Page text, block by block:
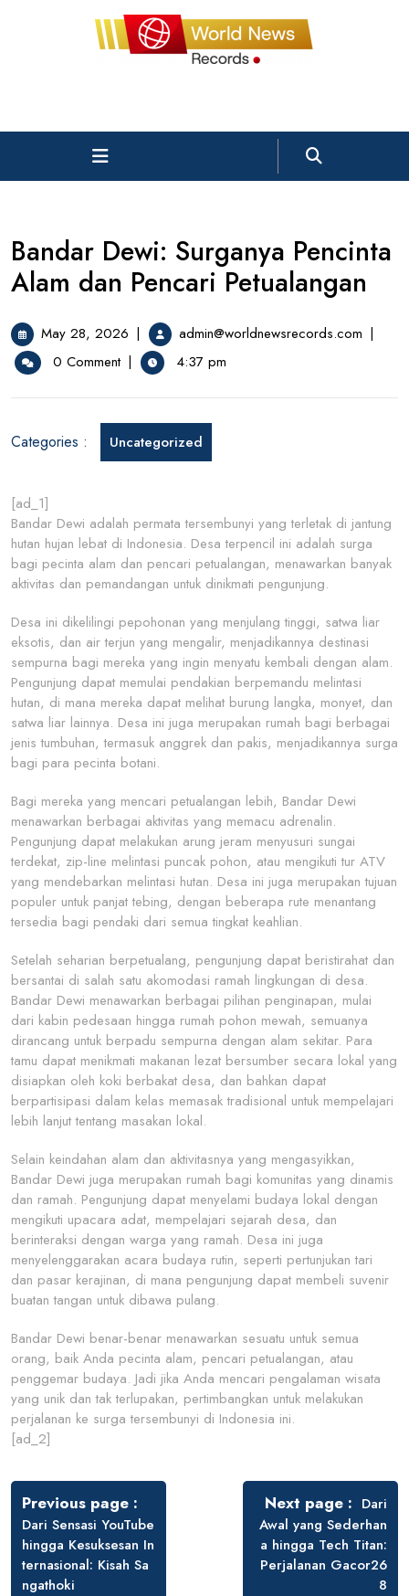
Bandar Dewi: Surganya Pencinta
Alam dan Pencari Petualangan
May 28, 2026 May
28,
2026
| admin@worldnewsrecords.com Bandar
|
0 Comment | 4:37 pm
Categories : Uncategorized
[ad_1]
Bandar Dewi adalah permata tersembunyi yang terletak di jantung
hutan hujan lebat di Indonesia. Desa terpencil ini adalah surga
bagi pecinta alam dan pencari petualangan, menawarkan banyak
aktivitas dan pemandangan untuk dinikmati pengunjung.
Desa ini dikelilingi pepohonan yang menjulang tinggi, satwa liar
eksotis, dan air terjun yang mengalir, menjadikannya destinasi
sempurna bagi mereka yang ingin menyatu kembali dengan alam.
Pengunjung dapat memulai pendakian berpemandu melintasi
hutan, di mana mereka dapat melihat burung langka, monyet, dan
satwa liar lainnya. Desa ini juga merupakan rumah bagi berbagai
jenis tumbuhan, termasuk anggrek dan pakis, menjadikannya surga
bagi para pecinta botani.
Bagi mereka yang mencari petualangan lebih, Bandar Dewi
menawarkan berbagai aktivitas yang memacu adrenalin.
Pengunjung dapat melakukan arung jeram menyusuri sungai
terdekat, zip-line melintasi puncak pohon, atau mengikuti tur ATV
yang mendebarkan melintasi hutan. Desa ini juga merupakan tujuan
populer untuk panjat tebing, dengan beberapa rute menantang
tersedia bagi pendaki dari semua tingkat keahlian.
Setelah seharian berpetualang, pengunjung dapat beristirahat dan
bersantai di salah satu akomodasi ramah lingkungan di desa.
Bandar Dewi menawarkan berbagai pilihan penginapan, mulai
dari kabin pedesaan hingga rumah pohon mewah, semuanya
dirancang untuk berpadu sempurna dengan alam sekitar. Para
tamu dapat menikmati makanan lezat bersumber secara lokal yang
disiapkan oleh koki berbakat desa, dan bahkan dapat
berpartisipasi dalam kelas memasak tradisional untuk mempelajari
lebih lanjut tentang masakan lokal.
Selain keindahan alam dan aktivitasnya yang mengasyikkan,
Bandar Dewi juga merupakan rumah bagi komunitas yang dinamis
dan ramah. Pengunjung dapat menyelami budaya lokal dengan
mengikuti upacara adat, mempelajari sejarah desa, dan
berinteraksi dengan warga yang ramah. Desa ini juga
menyelenggarakan acara budaya rutin, seperti pertunjukan tari
dan pasar kerajinan, di mana pengunjung dapat membeli suvenir
buatan tangan untuk dibawa pulang.
Bandar Dewi benar-benar menawarkan sesuatu untuk semua
orang, baik Anda pecinta alam, pencari petualangan, atau
penggemar budaya. Jadi jika Anda mencari pengalaman wisata
yang unik dan tak terlupakan, pertimbangkan untuk melakukan
perjalanan ke surga tersembunyi di Indonesia ini.
[ad_2]
Post
navigation
Previous page
Dari Sensasi YouTube
hingga Kesuksesan In
ternasional: Kisah Sa
ngathoki
Next page
Dari
Awal yang Sederhan
a hingga Tech Titan:
Perjalanan Gacor26
8